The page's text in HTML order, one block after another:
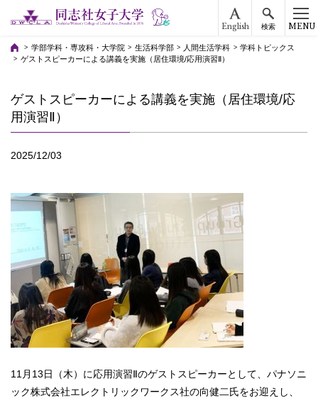
English 検索 MENU
学部学科・専攻科・大学院 生活科学部 人間生活学科
学科トピックス
ゲストスピーカーによる講義を実施（居住環境/応用演習Ⅱ）
ゲストスピーカーによる講義を実施（居住環境/応
用演習Ⅱ）
2025/12/03
11月13日（木）に応用演習Ⅱのゲストスピーカーとして、パナソニ
ック株式会社エレクトリックワークス社の向健二氏をお迎えし、